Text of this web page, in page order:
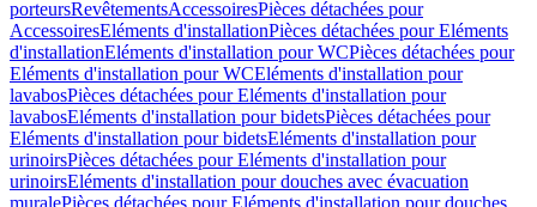
porteursRevêtementsAccessoiresPièces détachées pour
AccessoiresEléments d'installationPièces détachées pour Eléments
d'installationEléments d'installation pour WCPièces détachées pour
Eléments d'installation pour WCEléments d'installation pour
lavabosPièces détachées pour Eléments d'installation pour
lavabosEléments d'installation pour bidetsPièces détachées pour
Eléments d'installation pour bidetsEléments d'installation pour
urinoirsPièces détachées pour Eléments d'installation pour
urinoirsEléments d'installation pour douches avec évacuation
muralePièces détachées pour Eléments d'installation pour douches